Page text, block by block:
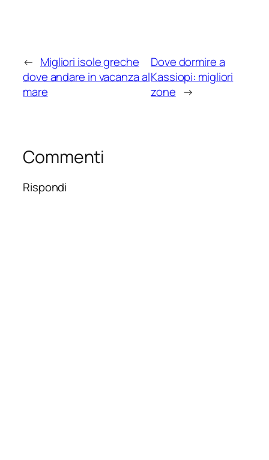
← Migliori isole greche
dove andare in vacanza al
mare
Dove dormire a
Kassiopi: migliori
zone →
Commenti
Rispondi